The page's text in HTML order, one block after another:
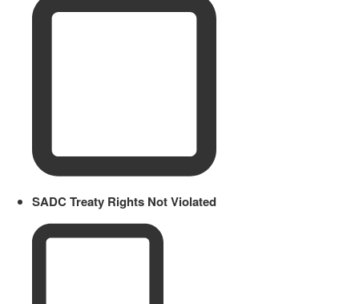
SADC Treaty Rights Not Violated